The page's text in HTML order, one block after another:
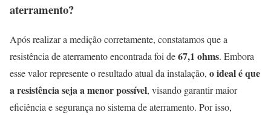
aterramento?
Após realizar a medição corretamente, constatamos que a
resistência de aterramento encontrada foi de67,1 ohms. Embora
esse valor represente o resultado atual da instalação, o ideal é que
a resistência seja a menor possível, visando garantir maior
eficiência e segurança no sistema de aterramento. Por isso,